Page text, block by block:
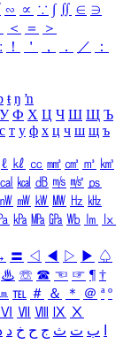
∽ ∝ ∵ ∫ ∬ ∈ ∋
＜ ＝
＞
ː ！ ＇ ， ． ／
：
ŧ ŋ ŉ
У Ф Х Ц Ч Ш Щ Ъ
с т у ф х ц ч ш щ ъ
ℓ ㎘ ㏄ ㎣ ㎤ ㎥ ㎦
㎈ ㎉ ㏈ ㎧ ㎨ ㎰
㎻ ㎽ ㎾ ㎿ ㎐ ㎑
㎪ ㎫ ㎬ ㏝ ㏐
㏓
〓 ◁ ◀ ▷ ▶ ♤
♨ ☏ ☎ ☜ ☞ ¶ †
℡ ＃ ＆ ＊ ＠ ª º
Ⅵ Ⅶ Ⅷ Ⅸ Ⅹ
ب ت ث ج ح خ د